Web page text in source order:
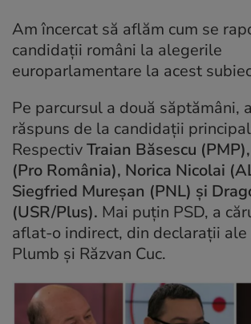
Am încercat să aflăm cum se
candidații români la alegerile
europarlamentare la acest
Pe parcursul a două săptămâni,
răspuns de la candidații
RespectivTraian Băsescu
(Pro România), Norica Nicolai
Siegfried Mureșan (PNL) și
(USR/Plus). Mai puțin PSD, a
aflat-o indirect, din declarații ale
Plumb și Răzvan Cuc.